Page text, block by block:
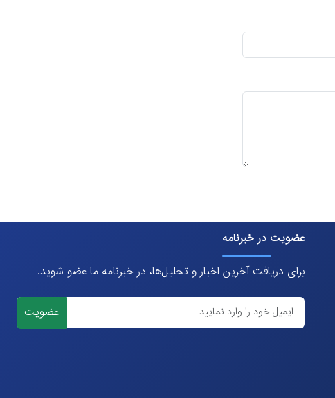
عضویت در خبرنامه
برای دریافت آخرین اخبار و تحلیل‌ها، در خبرنامه ما عضو شوید.
عضویت